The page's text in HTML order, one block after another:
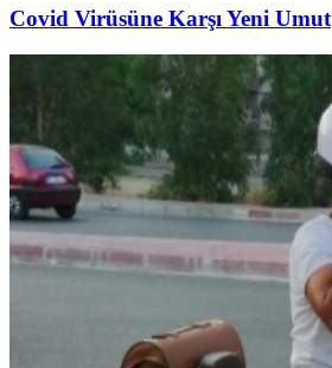
Covid Virüsüne Karşı Yeni Umut